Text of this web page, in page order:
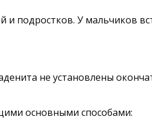
и подростков. У мальчиков
не установлены
основными способами: